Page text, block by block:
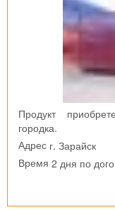
Продукт
городка.
Адрес г. Зарайск
Время 2 дня по